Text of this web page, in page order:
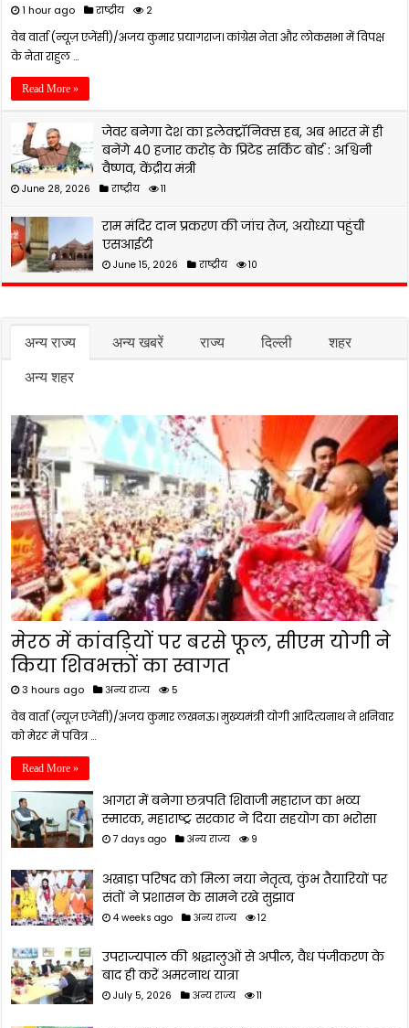
1 hour ago राष्ट्रीय 2
वेब वार्ता (न्यूज़ एजेंसी)/अजय कुमार प्रयागराज। कांग्रेस नेता और लोकसभा में विपक्ष
के नेता राहुल …
Read More »
जेवर बनेगा देश का इलेक्ट्रॉनिक्स हब, अब भारत में ही
बनेंगे 40 हजार करोड़ के प्रिंटेड सर्किट बोर्ड : अश्विनी
वैष्णव, केंद्रीय मंत्री
June 28, 2026 राष्ट्रीय 11
राम मंदिर दान प्रकरण की जांच तेज, अयोध्या पहुंची
एसआईटी
June 15, 2026 राष्ट्रीय 10
अन्य राज्य अन्य खबरें राज्य दिल्ली शहर
अन्य शहर
मेरठ में कांवड़ियों पर बरसे फूल, सीएम योगी ने
किया शिवभक्तों का स्वागत
3 hours ago अन्य राज्य 5
वेब वार्ता (न्यूज़ एजेंसी)/अजय कुमार लखनऊ। मुख्यमंत्री योगी आदित्यनाथ ने शनिवार
को मेरठ में पवित्र …
Read More »
आगरा में बनेगा छत्रपति शिवाजी महाराज का भव्य
स्मारक, महाराष्ट्र सरकार ने दिया सहयोग का भरोसा
7 days ago अन्य राज्य 9
अखाड़ा परिषद को मिला नया नेतृत्व, कुंभ तैयारियों पर
संतों ने प्रशासन के सामने रखे सुझाव
4 weeks ago अन्य राज्य 12
उपराज्यपाल की श्रद्धालुओं से अपील, वैध पंजीकरण के
बाद ही करें अमरनाथ यात्रा
July 5, 2026 अन्य राज्य 11